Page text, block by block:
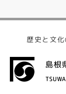
歴史と文